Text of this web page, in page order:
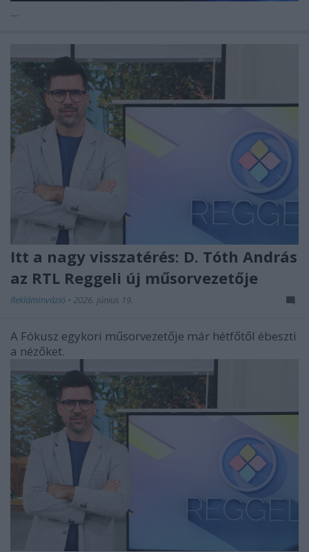
...
Itt a nagy visszatérés: D. Tóth András
az RTL Reggeli új műsorvezetője
ReklámInvázió • 2026. június 19.
A Fókusz egykori műsorvezetője már hétfőtől ébeszti
a nézőket.